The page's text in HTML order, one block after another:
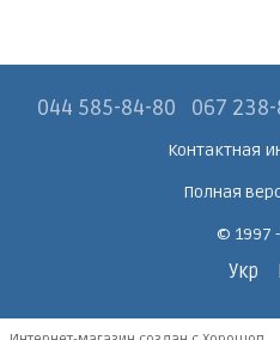
044 585-84-80 067
Контактная
Полная
© 1997
Укр